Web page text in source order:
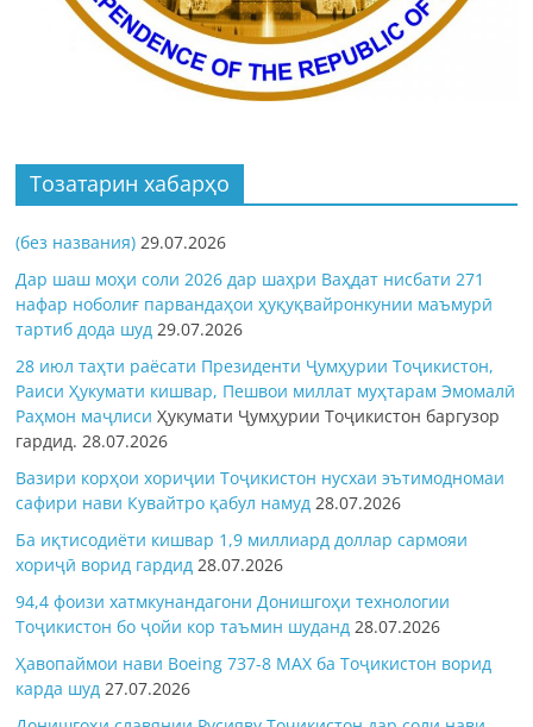
Тозатарин хабарҳо
(без названия) 29.07.2026
Дар шаш моҳи соли 2026 дар шаҳри Ваҳдат нисбати 271
нафар ноболиғ парвандаҳои ҳуқуқвайронкунии маъмурӣ
тартиб дода шуд 29.07.2026
28 июл таҳти раёсати Президенти Ҷумҳурии Тоҷикистон,
Раиси Ҳукумати кишвар, Пешвои миллат муҳтарам Эмомалӣ
Раҳмон маҷлисиҲукумати Ҷумҳурии Тоҷикистон баргузор
гардид.28.07.2026
Вазири корҳои хориҷии Тоҷикистон нусхаи эътимодномаи
сафири нави Кувайтро қабул намуд 28.07.2026
Ба иқтисодиёти кишвар 1,9 миллиард доллар сармояи
хориҷӣ ворид гардид 28.07.2026
94,4 фоизи хатмкунандагони Донишгоҳи технологии
Тоҷикистон бо ҷойи кор таъмин шуданд 28.07.2026
Ҳавопаймои нави Boeing 737-8 MAX ба Тоҷикистон ворид
карда шуд 27.07.2026